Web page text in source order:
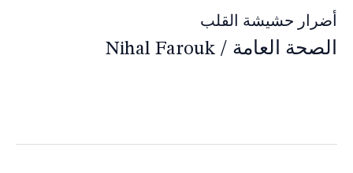
أضرار حشيشة القلب
الصحة العامة /
Nihal Farouk